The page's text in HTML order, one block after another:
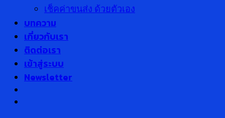
เช็คค่าขนส่ง ด้วยตัวเอง
บทความ
เกี่ยวกับเรา
ติดต่อเรา
เข้าสู่ระบบ
Newsletter